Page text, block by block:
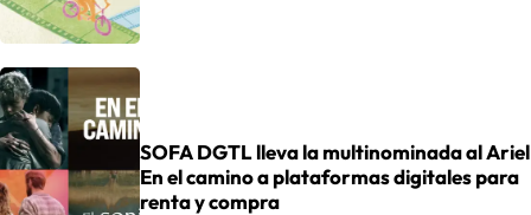
SOFA DGTL lleva la multinominada al Ariel
En el camino a plataformas digitales para
renta y compra